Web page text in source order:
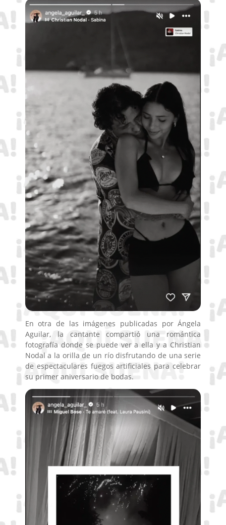
En otra de las imágenes publicadas por Ángela
Aguilar, la cantante compartió una romántica
fotografía donde se puede ver a ella y a Christian
Nodal a la orilla de un río disfrutando de una serie
de espectaculares fuegos artificiales para celebrar
su primer aniversario de bodas.